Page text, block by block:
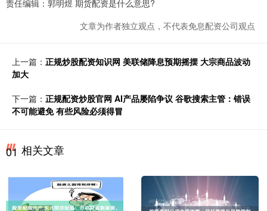
责任编辑：郭明煜 期货配资是什么意思?
文章为作者独立观点，不代表免息配资公司观点
上一篇： 正规炒股配资知识网 美联储降息预期摇摆 大宗商品波动
加大
下一篇： 正规配资炒股官网 AI产品屡陷争议 谷歌搜索主管：错误
不可能避免 有些风险必须得冒
01 相关文章